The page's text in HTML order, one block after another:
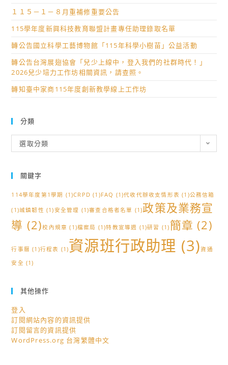
１１５－１－８月重補修重要公告
115學年度新興科技教育聯盟計畫專任助理錄取名單
轉公告國立科學工藝博物館「115年科學小樹苗」公益活動
轉公告台灣展翅協會「兒少上線中，登入我們的社群時代！」
2026兒少培力工作坊相關資訊，請查照。
轉知臺中家商115年度創新教學線上工作坊
分類
類
選取分類
關鍵字
114學年度第1學期 (1)CRPD (1)FAQ (1)代收代辦收支情形表 (1)公務信箱
(1)城鎮韌性 (1)安全管理 (1)審查合格者名單 (1)政策及業務宣
導 (2)校內規章 (1)檔案局 (1)特教宣導週 (1)研習 (1) 簡章 (2)
行事曆 (1)行程表 (1)資源班行政助理 (3)資通
安全 (1)
其他操作
登入
訂閱網站內容的資訊提供
訂閱留言的資訊提供
WordPress.org 台灣繁體中文